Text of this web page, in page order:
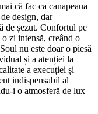
că fac ca canapeaua
design, dar
de șezut. Confortul pe
zi intensă, creând o
nu este doar o piesă
și a atenției la
a execuției și
indispensabil al
i o atmosferă de lux